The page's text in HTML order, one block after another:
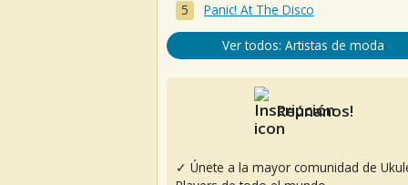
Panic! At The Disco
Ver todos: Artistas de moda
Reúnanos!
✓ Únete a la mayor comunidad de